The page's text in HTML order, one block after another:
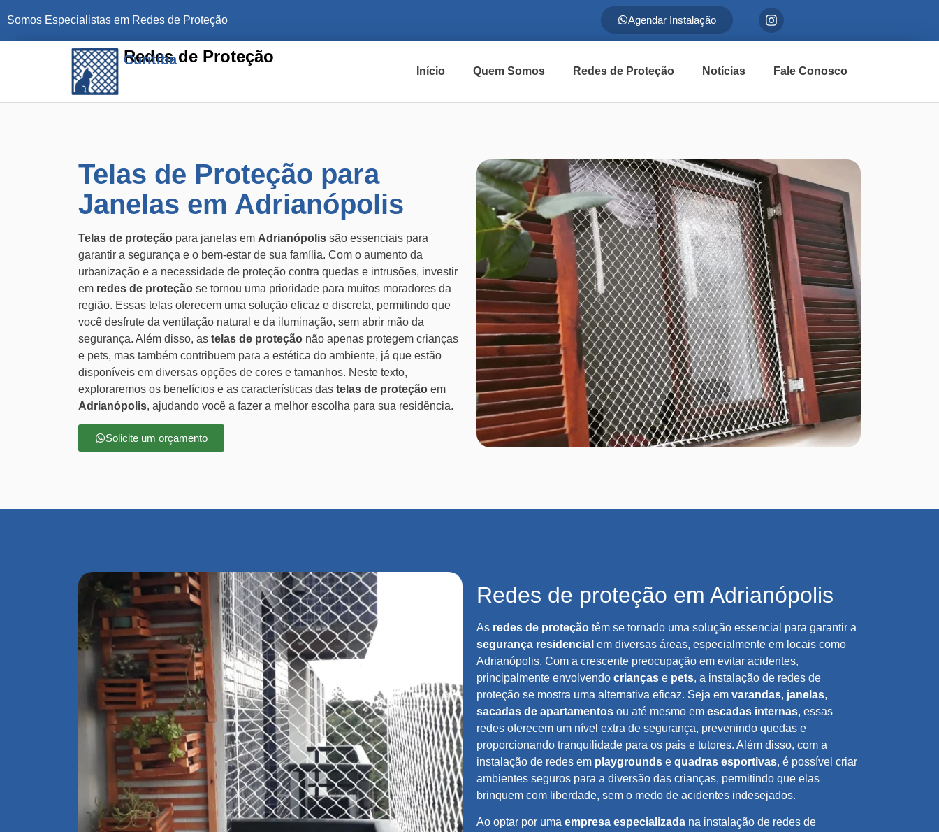
Somos Especialistas em Redes de Proteção Agendar Instalação
Redes de Proteção
Curitiba
Início Quem Somos Redes de Proteção Notícias Fale Conosco
Telas de Proteção para
Janelas em Adrianópolis
Telas de proteção para janelas em Adrianópolis são essenciais para
garantir a segurança e o bem-estar de sua família. Com o aumento da
urbanização e a necessidade de proteção contra quedas e intrusões, investir
em redes de proteção se tornou uma prioridade para muitos moradores da
região. Essas telas oferecem uma solução eficaz e discreta, permitindo que
você desfrute da ventilação natural e da iluminação, sem abrir mão da
segurança. Além disso, as telas de proteção não apenas protegem crianças
e pets, mas também contribuem para a estética do ambiente, já que estão
disponíveis em diversas opções de cores e tamanhos. Neste texto,
exploraremos os benefícios e as características das telas de proteção em
Adrianópolis, ajudando você a fazer a melhor escolha para sua residência.
Solicite um orçamento
Redes de proteção em Adrianópolis
As redes de proteção têm se tornado uma solução essencial para garantir a
segurança residencial em diversas áreas, especialmente em locais como
Adrianópolis. Com a crescente preocupação em evitar acidentes,
principalmente envolvendo crianças e pets, a instalação de redes de
proteção se mostra uma alternativa eficaz. Seja em varandas, janelas,
sacadas de apartamentos ou até mesmo em escadas internas, essas
redes oferecem um nível extra de segurança, prevenindo quedas e
proporcionando tranquilidade para os pais e tutores. Além disso, com a
instalação de redes em playgrounds e quadras esportivas, é possível criar
ambientes seguros para a diversão das crianças, permitindo que elas
brinquem com liberdade, sem o medo de acidentes indesejados.
Ao optar por uma empresa especializada na instalação de redes de